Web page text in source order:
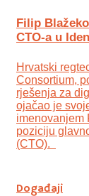
Filip
CTO-a u
Hrvatski
Consortium,
rješenja za
ojаčao je
imenovanjem
poziciju
(CTO).
Događaji